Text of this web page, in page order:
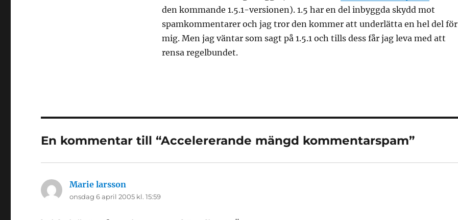
den kommande 1.5.1-versionen). 1.5 har en del inbyggda skydd mot
spamkommentarer och jag tror den kommer att underlätta en hel del för
mig. Men jag väntar som sagt på 1.5.1 och tills dess får jag leva med att
rensa regelbundet.
En kommentar till “Accelererande mängd kommentarspam”
Marie larsson
onsdag 6 april 2005 kl. 15:59